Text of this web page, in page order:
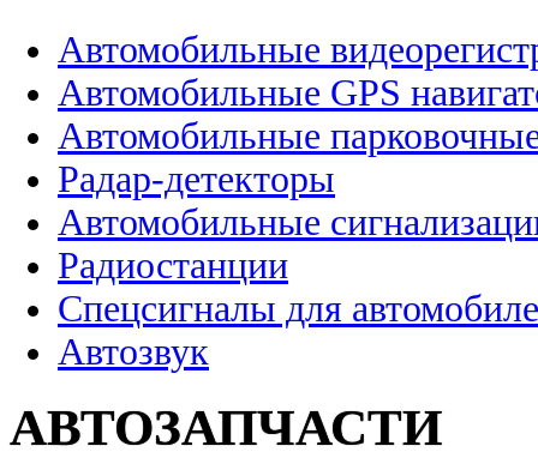
Автомобильные
Автомобильные GPS
Автомобильные
Радар-детекторы
Автомобильные
Радиостанции
Спецсигналы для
Автозвук
АВТОЗАПЧАСТИ